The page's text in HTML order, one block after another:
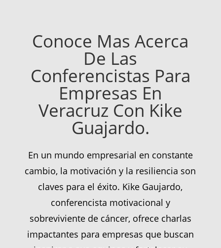
Conoce Mas Acerca
De Las
Conferencistas Para
Empresas En
Veracruz Con Kike
Guajardo.
En un mundo empresarial en constante
cambio, la motivación y la resiliencia son
claves para el éxito. Kike Gaujardo,
conferencista motivacional y
sobreviviente de cáncer, ofrece charlas
impactantes para empresas que buscan